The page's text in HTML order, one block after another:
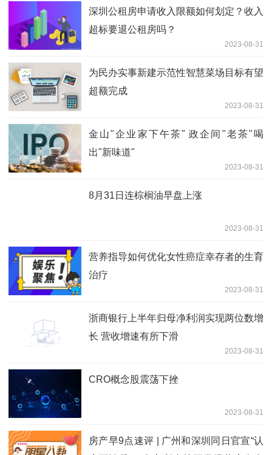
深圳公租房申请收入限额如何划定？收入
超标要退公租房吗？
2023-08-31
为民办实事新建示范性智慧菜场目标有望
超额完成
2023-08-31
金山"企业家下午茶" 政企间"老茶"喝
出"新味道"
2023-08-31
8月31日连棕榈油早盘上涨
2023-08-31
营养指导如何优化女性癌症幸存者的生育
治疗
2023-08-31
浙商银行上半年归母净利润实现两位数增
长 营收增速有所下滑
2023-08-31
CRO概念股震荡下挫
2023-08-31
房产早9点速评 | 广州和深圳同日官宣“认